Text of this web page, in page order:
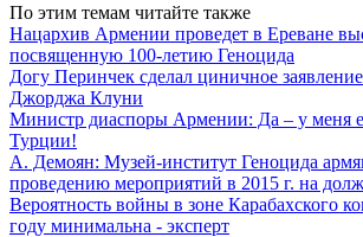
По этим темам читайте также
Нацархив Армении проведет в Ереване
посвященную 100-летию Геноцида
Догу Перинчек сделал циничное
Джорджа Клуни
Министр диаспоры Армении: Да – у меня
Турции!
А. Демоян: Музей-институт Геноцида
проведению мероприятий в 2015 г. на
Вероятность войны в зоне Карабахского
году минимальна - эксперт